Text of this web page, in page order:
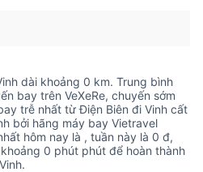
dài khoảng 0 km. Trung bình
bay trên VeXeRe, chuyến sớm
trễ nhất từ Điện Biên đi Vinh cất
bởi hãng máy bay Vietravel
hôm nay là , tuần này là 0 đ,
0 phút phút để hoàn thành